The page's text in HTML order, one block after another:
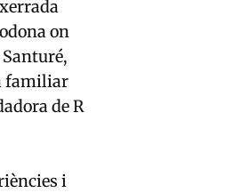
on
familiar
de R
i